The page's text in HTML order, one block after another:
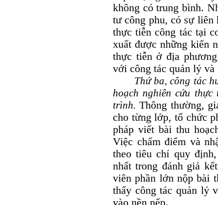
không có trung bình.
tư công phu, có sự
thực tiễn công tác tại
xuất được những kiến
thực tiễn ở địa
với công tác quản lý
Thứ ba, công tác
hoạch nghiên cứu thực
trình. Thông thường,
cho từng lớp, tổ chức
pháp viết bài thu
Việc chấm điểm và
theo tiêu chí quy
nhất trong đánh giá
viên phần lớn nộp bài
thấy công tác quản lý
vào nền nếp.